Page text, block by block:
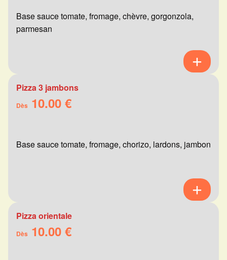
Base sauce tomate, fromage, chèvre, gorgonzola,
parmesan
Pizza 3 jambons
Dès 10.00 €
Base sauce tomate, fromage, chorizo, lardons, jambon
Pizza orientale
Dès 10.00 €